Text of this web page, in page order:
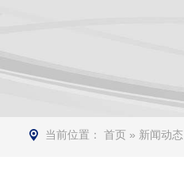
当前位置： 首页 » 新闻动态